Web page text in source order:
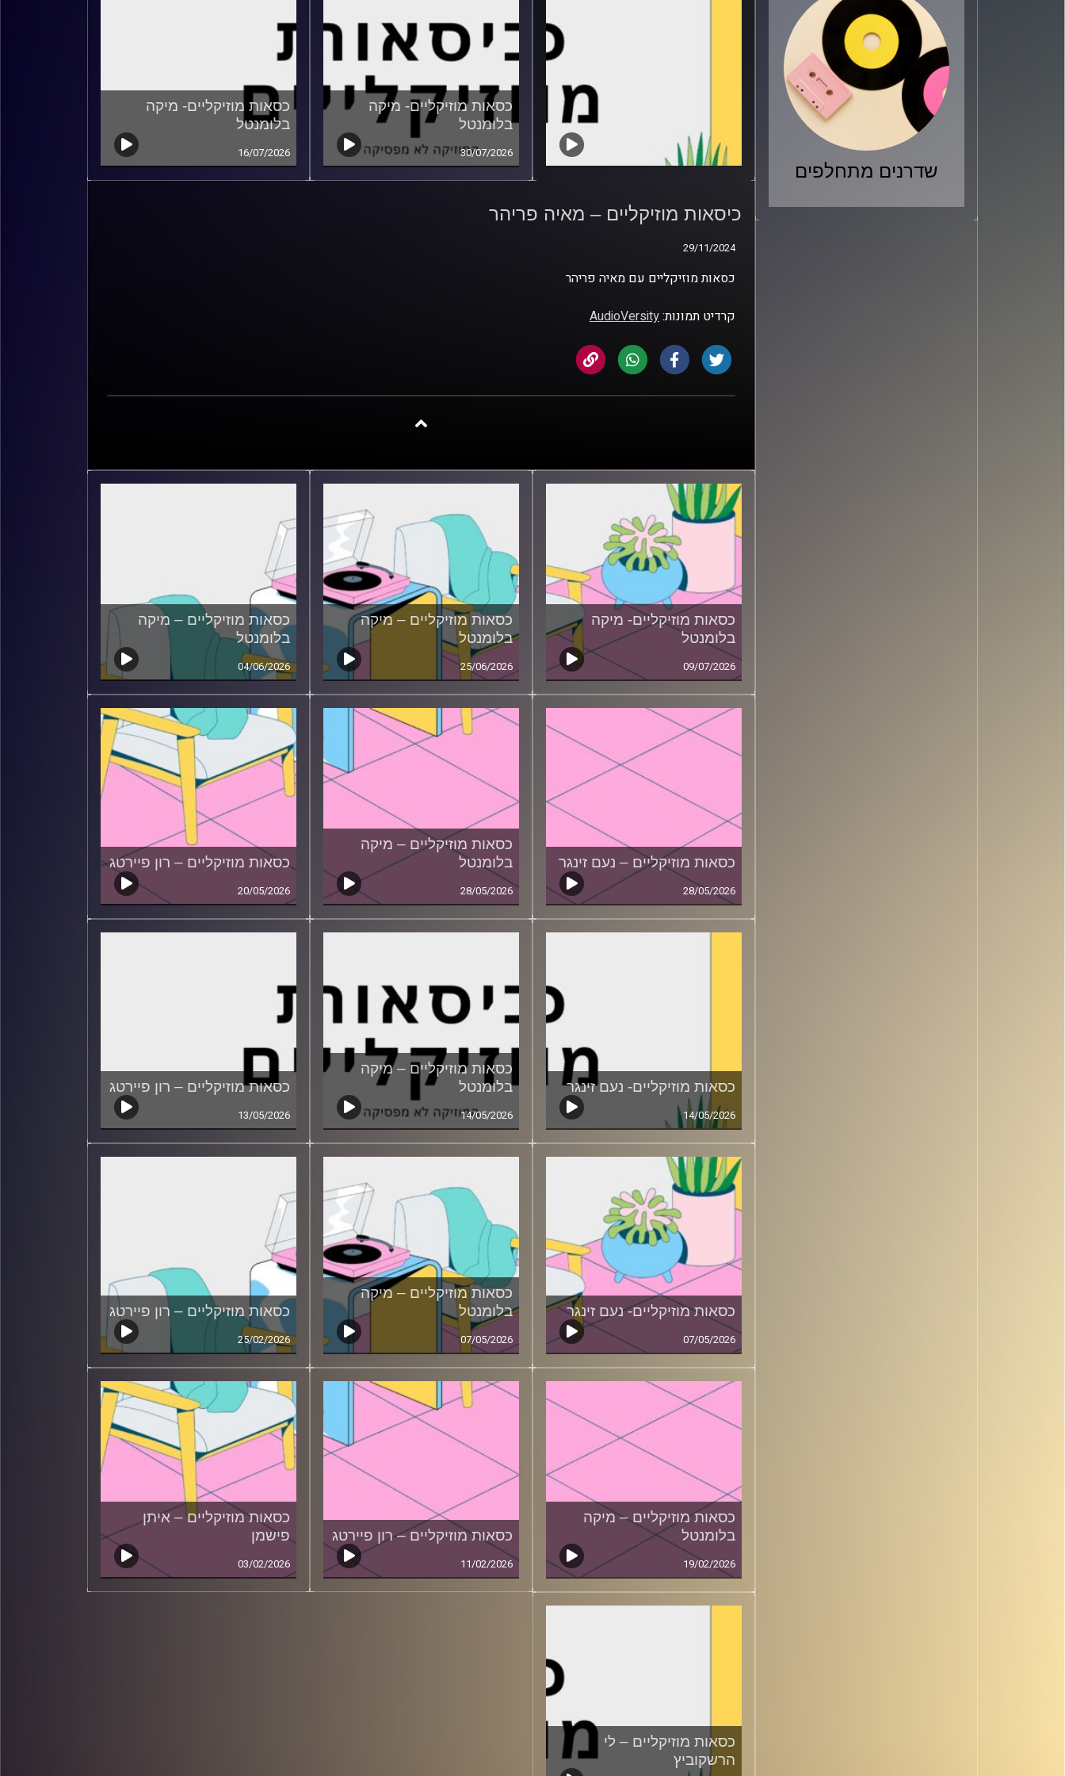
שדרנים מתחלפים
כסאות מוזיקליים- מיקה
בלומנטל
30/07/2026
כסאות מוזיקליים- מיקה
בלומנטל
16/07/2026
כיסאות מוזיקליים – מאיה פריהר
29/11/2024
כסאות מוזיקליים עם מאיה פריהר
קרדיט תמונות:AudioVersity
כסאות מוזיקליים- מיקה
בלומנטל
09/07/2026
כסאות מוזיקליים – מיקה
בלומנטל
25/06/2026
כסאות מוזיקליים – מיקה
בלומנטל
04/06/2026
כסאות מוזיקליים – נעם זינגר
28/05/2026
כסאות מוזיקליים – מיקה
בלומנטל
28/05/2026
כסאות מוזיקליים – רון פיירטג
20/05/2026
כסאות מוזיקליים- נעם זינגר
14/05/2026
כסאות מוזיקליים – מיקה
בלומנטל
14/05/2026
כסאות מוזיקליים – רון פיירטג
13/05/2026
כסאות מוזיקליים- נעם זינגר
07/05/2026
כסאות מוזיקליים – מיקה
בלומנטל
07/05/2026
כסאות מוזיקליים – רון פיירטג
25/02/2026
כסאות מוזיקליים – מיקה
בלומנטל
19/02/2026
כסאות מוזיקליים – רון פיירטג
11/02/2026
כסאות מוזיקליים – איתן
פישמן
03/02/2026
כסאות מוזיקליים – לי
הרשקוביץ